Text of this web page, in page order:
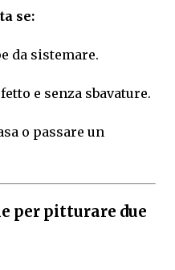
se:
da sistemare.
e senza sbavature.
o passare un
per pitturare due